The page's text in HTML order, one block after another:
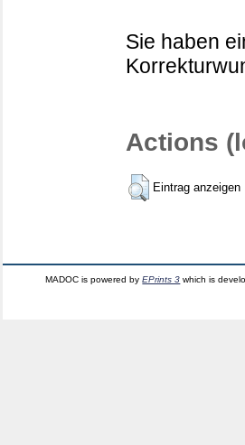
Sie haben
Actions
Eintrag anzeigen
MADOC is powered byEPrints 3 which is